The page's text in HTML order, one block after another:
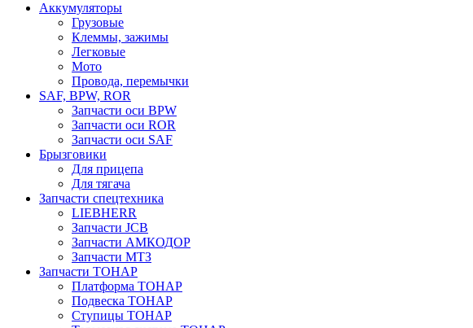
Аккумуляторы
Грузовые
Клеммы, зажимы
Легковые
Мото
Провода, перемычки
SAF, BPW, ROR
Запчасти оси BPW
Запчасти оси ROR
Запчасти оси SAF
Брызговики
Для прицепа
Для тягача
Запчасти спецтехника
LIEBHERR
Запчасти JCB
Запчасти АМКОДОР
Запчасти МТЗ
Запчасти ТОНАР
Платформа ТОНАР
Подвеска ТОНАР
Ступицы ТОНАР